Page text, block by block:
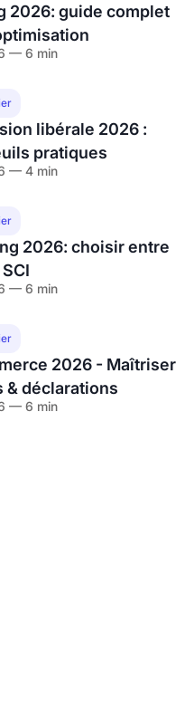
2026: guide complet
— 6 min
libérale 2026 :
pratiques
— 4 min
2026: choisir entre
— 6 min
2026 - Maîtriser
& déclarations
— 6 min